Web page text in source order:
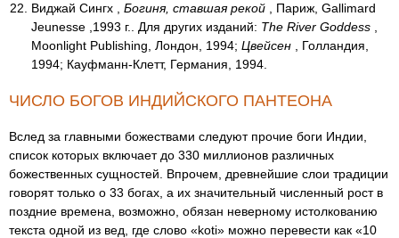
Виджай Сингх , Богиня, ставшая рекой , Париж, Gallimard
Jeunesse ,1993 г.. Для других изданий: The River Goddess
Moonlight Publishing, Лондон, 1994; Цвейсен , Голландия,
1994; Кауфманн-Клетт, Германия, 1994.
ЧИСЛО БОГОВ ИНДИЙСКОГО ПАНТЕОНА
Вслед за главными божествами следуют прочие боги Индии,
список которых включает до 330 миллионов различных
божественных сущностей. Впрочем, древнейшие слои традиции
говорят только о 33 богах, а их значительный численный рост в
поздние времена, возможно, обязан неверному истолкованию
текста одной из вед, где слово «koti» можно перевести как «10